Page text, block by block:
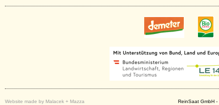
Website made by Malacek + Mazza ReinSaat GmbH